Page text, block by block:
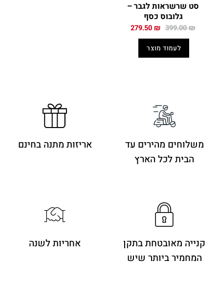
סט שרשראות לגבר –
גלובוס כסף
399.00₪ המחיר
399.00 ₪.
279.50 ₪ המחיר
לעמוד מוצר
משלוחים מהירים עד
הבית לכל הארץ
אריזות מתנה בחינם
קנייה מאובטחת בתקן
המחמיר ביותר שיש
אחריות לשנה